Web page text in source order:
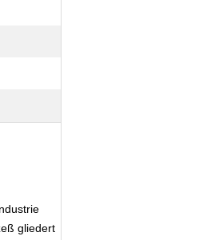
gliedert